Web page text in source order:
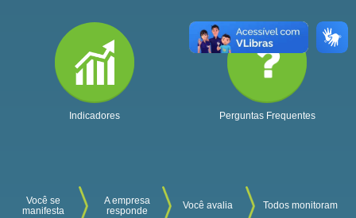
Indicadores Perguntas Frequentes
Você se
manifesta
A empresa
responde
Você avalia Todos monitoram